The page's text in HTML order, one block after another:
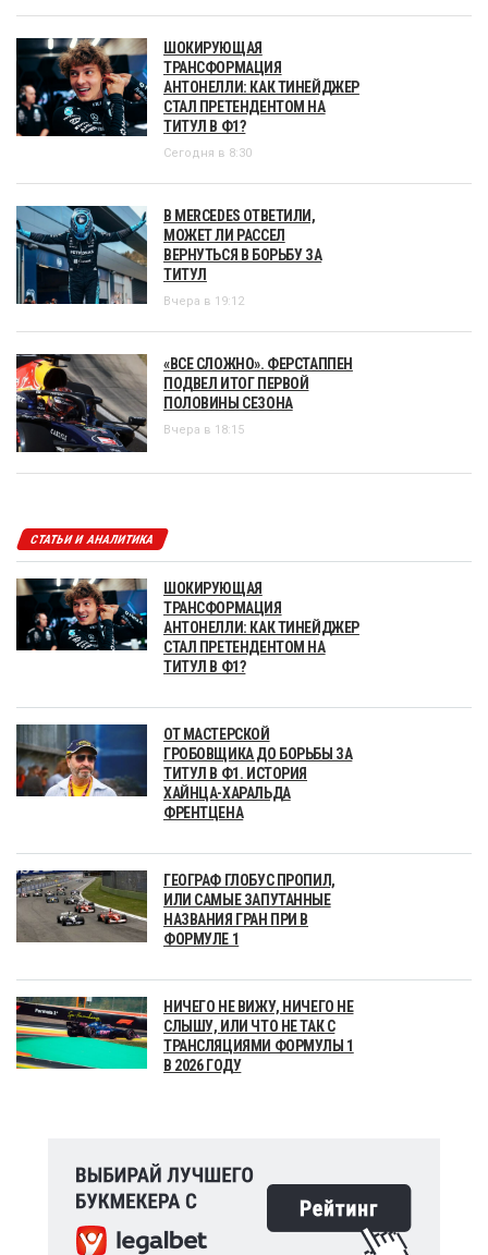
ШОКИРУЮЩАЯ
ТРАНСФОРМАЦИЯ
АНТОНЕЛЛИ: КАК ТИНЕЙДЖЕР
СТАЛ ПРЕТЕНДЕНТОМ НА
ТИТУЛ В Ф1?
Сегодня в 8:30
В MERCEDES ОТВЕТИЛИ,
МОЖЕТ ЛИ РАССЕЛ
ВЕРНУТЬСЯ В БОРЬБУ ЗА
ТИТУЛ
Вчера в 19:12
«ВСЕ СЛОЖНО». ФЕРСТАППЕН
ПОДВЕЛ ИТОГ ПЕРВОЙ
ПОЛОВИНЫ СЕЗОНА
Вчера в 18:15
СТАТЬИ И АНАЛИТИКА
ШОКИРУЮЩАЯ
ТРАНСФОРМАЦИЯ
АНТОНЕЛЛИ: КАК ТИНЕЙДЖЕР
СТАЛ ПРЕТЕНДЕНТОМ НА
ТИТУЛ В Ф1?
ОТ МАСТЕРСКОЙ
ГРОБОВЩИКА ДО БОРЬБЫ ЗА
ТИТУЛ В Ф1. ИСТОРИЯ
ХАЙНЦА-ХАРАЛЬДА
ФРЕНТЦЕНА
ГЕОГРАФ ГЛОБУС ПРОПИЛ,
ИЛИ САМЫЕ ЗАПУТАННЫЕ
НАЗВАНИЯ ГРАН ПРИ В
ФОРМУЛЕ 1
НИЧЕГО НЕ ВИЖУ, НИЧЕГО НЕ
СЛЫШУ, ИЛИ ЧТО НЕ ТАК С
ТРАНСЛЯЦИЯМИ ФОРМУЛЫ 1
В 2026 ГОДУ